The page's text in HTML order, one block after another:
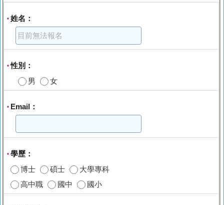
* 姓名：
*性別：
男
女
* Email：
* 學歷：
博士
碩士
大學專科
高中職
國中 國小